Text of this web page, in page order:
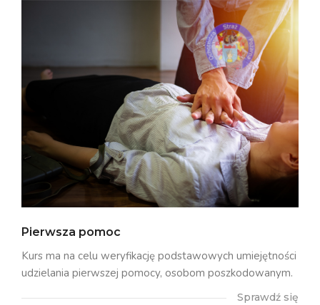
Pierwsza pomoc
Kurs ma na celu weryfikację podstawowych umiejętności
udzielania pierwszej pomocy, osobom poszkodowanym.
Sprawdź się